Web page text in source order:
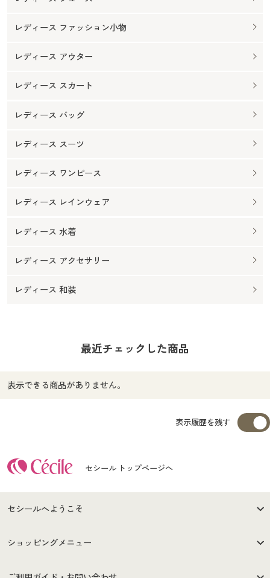
レディース ファッション小物
レディース アウター
レディース スカート
レディース バッグ
レディース スーツ
レディース ワンピース
レディース レインウェア
レディース 水着
レディース アクセサリー
レディース 和装
最近チェックした商品
表示できる商品がありません。
表示履歴を残す
セシール トップページへ
セシールへようこそ
はじめての方へ
セシールご利用規約
ショッピングメニュー
商品カテゴリ